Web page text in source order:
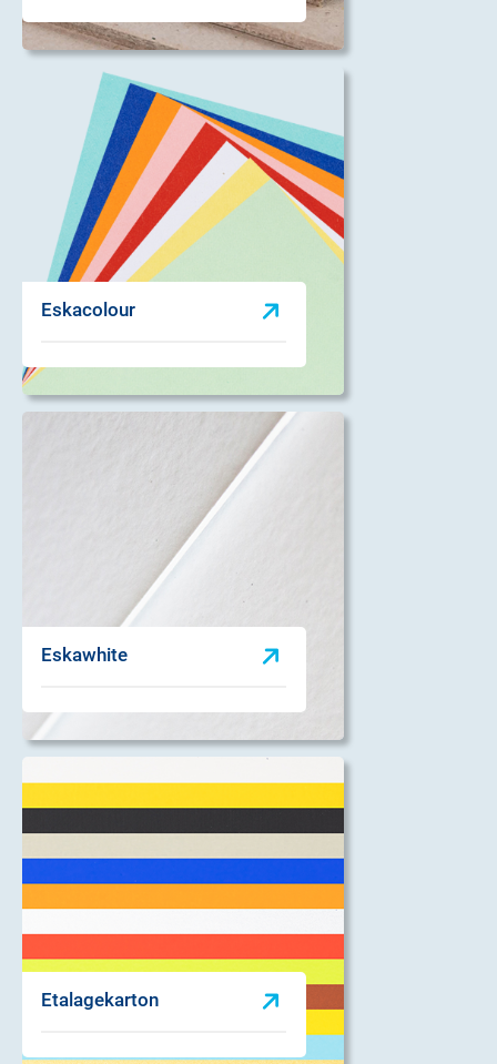
Eskacolour
Eskawhite
Etalagekarton